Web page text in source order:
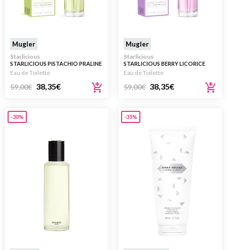
Mugler
Starlicious
STARLICIOUS PISTACHIO PRALINE
75ML
Eau de Toilette
59,00€ 38,35€
Mugler
Starlicious
STARLICIOUS BERRY LICORICE
75ML
Eau de Toilette
59,00€ 38,35€
-30% -35%